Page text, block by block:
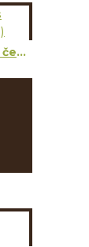
Hišne vložene bučke s čebulo in česnom (380 g)